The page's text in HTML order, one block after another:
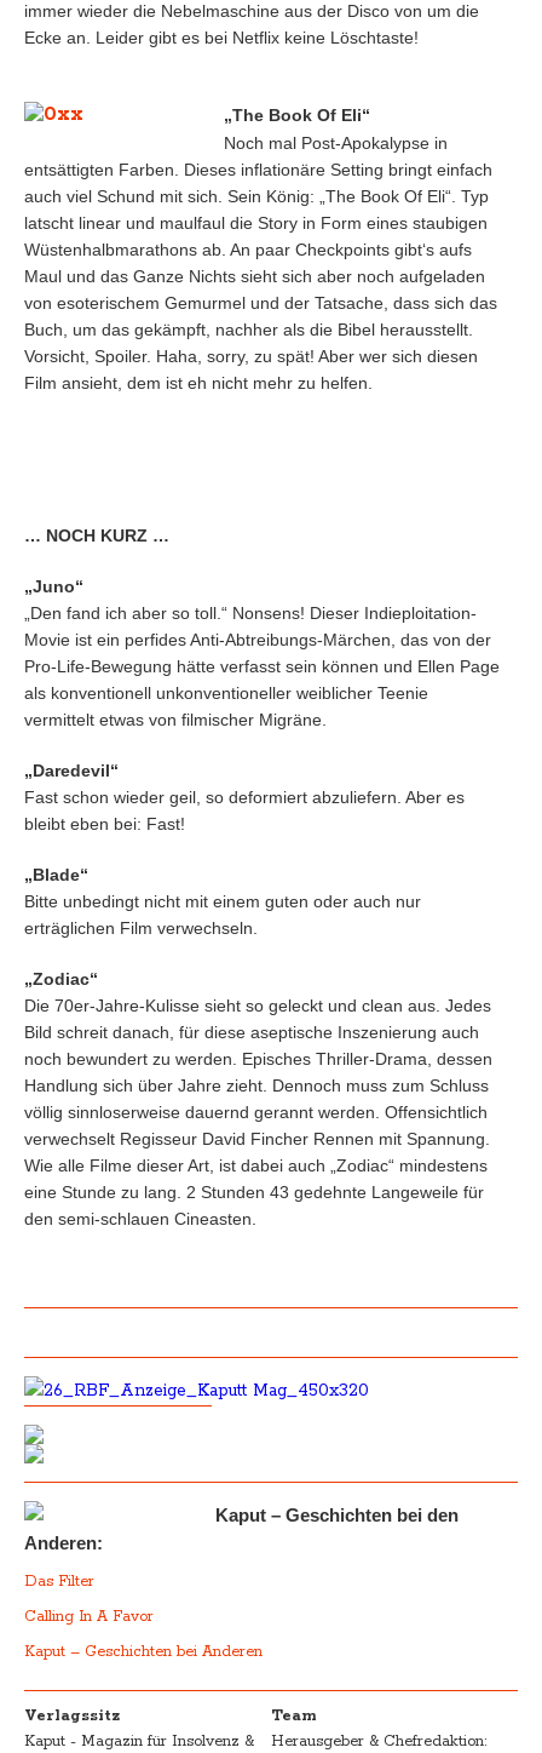
immer wieder die Nebelmaschine aus der Disco von um die
Ecke an. Leider gibt es bei Netflix keine Löschtaste!
„The Book Of Eli“
Noch mal Post-Apokalypse in
entsättigten Farben. Dieses inflationäre Setting bringt einfach
auch viel Schund mit sich. Sein König: „The Book Of Eli“. Typ
latscht linear und maulfaul die Story in Form eines staubigen
Wüstenhalbmarathons ab. An paar Checkpoints gibt‘s aufs
Maul und das Ganze Nichts sieht sich aber noch aufgeladen
von esoterischem Gemurmel und der Tatsache, dass sich das
Buch, um das gekämpft, nachher als die Bibel herausstellt.
Vorsicht, Spoiler. Haha, sorry, zu spät! Aber wer sich diesen
Film ansieht, dem ist eh nicht mehr zu helfen.
… NOCH KURZ …
„Juno“
„Den fand ich aber so toll.“ Nonsens! Dieser Indieploitation-
Movie ist ein perfides Anti-Abtreibungs-Märchen, das von der
Pro-Life-Bewegung hätte verfasst sein können und Ellen Page
als konventionell unkonventioneller weiblicher Teenie
vermittelt etwas von filmischer Migräne.
„Daredevil“
Fast schon wieder geil, so deformiert abzuliefern. Aber es
bleibt eben bei: Fast!
„Blade“
Bitte unbedingt nicht mit einem guten oder auch nur
erträglichen Film verwechseln.
„Zodiac“
Die 70er-Jahre-Kulisse sieht so geleckt und clean aus. Jedes
Bild schreit danach, für diese aseptische Inszenierung auch
noch bewundert zu werden. Episches Thriller-Drama, dessen
Handlung sich über Jahre zieht. Dennoch muss zum Schluss
völlig sinnloserweise dauernd gerannt werden. Offensichtlich
verwechselt Regisseur David Fincher Rennen mit Spannung.
Wie alle Filme dieser Art, ist dabei auch „Zodiac“ mindestens
eine Stunde zu lang. 2 Stunden 43 gedehnte Langeweile für
den semi-schlauen Cineasten.
Kaput – Geschichten bei den
Anderen:
Das Filter
Calling In A Favor
Kaput – Geschichten bei Anderen
Verlagssitz
Kaput - Magazin für Insolvenz &
Team
Herausgeber & Chefredaktion: